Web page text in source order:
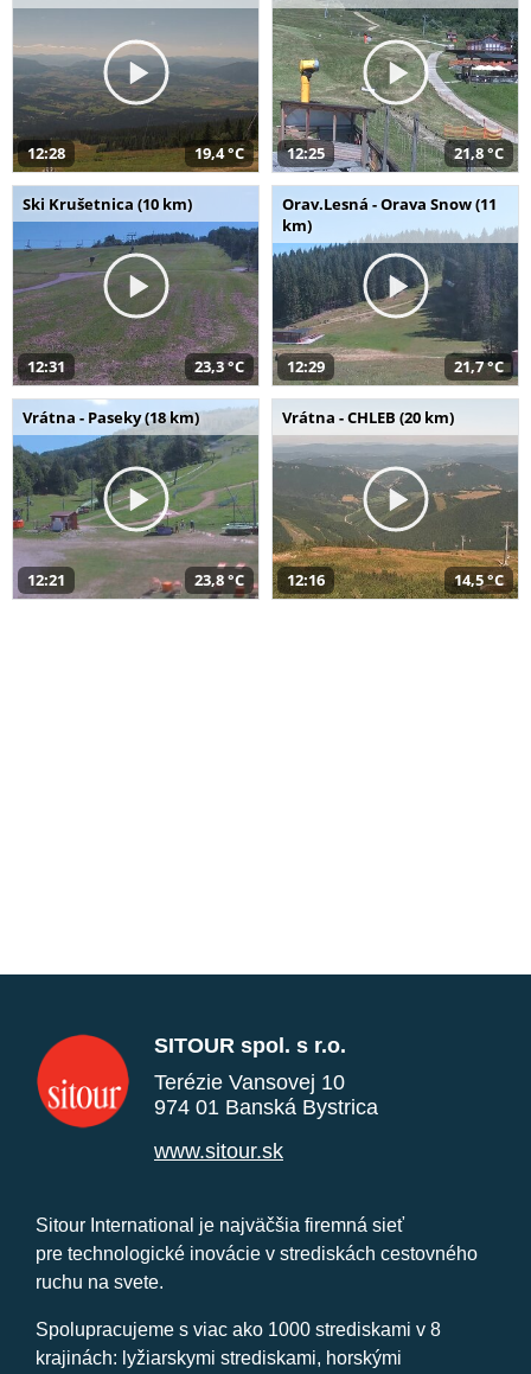
12:28 19,4 °C 12:25 21,8 °C
Ski Krušetnica (10 km)
12:31 23,3 °C
Orav.Lesná - Orava Snow (11
km)
12:29 21,7 °C
Vrátna - Paseky (18 km)
12:21 23,8 °C
Vrátna - CHLEB (20 km)
12:16 14,5 °C
SITOUR spol. s r.o.
Terézie Vansovej 10
974 01 Banská Bystrica
www.sitour.sk
Sitour International je najväčšia firemná sieť
pre technologické inovácie v strediskách cestovného
ruchu na svete.
Spolupracujeme s viac ako 1000 strediskami v 8
krajinách: lyžiarskymi strediskami, horskými